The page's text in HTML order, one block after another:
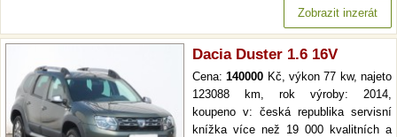
Zobrazit inzerát
Dacia Duster 1.6 16V
Cena:140000 Kč, výkon 77 kw, najeto
123088 km, rok výroby: 2014,
koupeno v: česká republika servisní
knížka více než 19 000 kvalitních a